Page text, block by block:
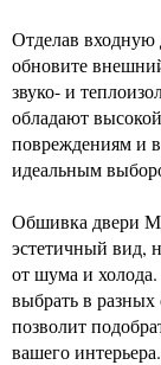
Отделав
обновите
звуко- и
обладают
повреждениям и
идеальным
Обшивка двери
эстетичный вид,
от шума и
выбрать в
позволит
вашего интерьера.